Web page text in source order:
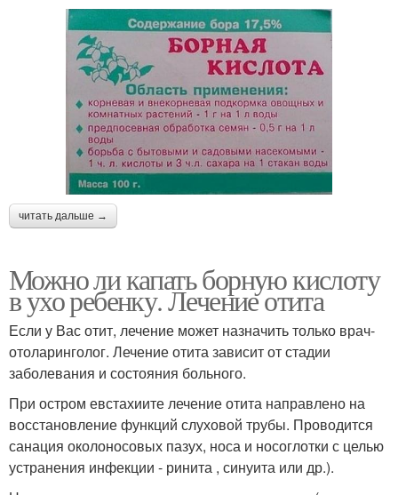
читать дальше →
Можно ли капать борную кислоту
в ухо ребенку. Лечение отита
Если у Вас отит, лечение может назначить только врач-
отоларинголог. Лечение отита зависит от стадии
заболевания и состояния больного.
При остром евстахиите лечение отита направлено на
восстановление функций слуховой трубы. Проводится
санация околоносовых пазух, носа и носоглотки с целью
устранения инфекции - ринита , синуита или др.).